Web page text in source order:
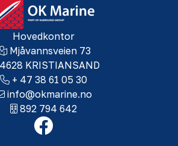
Hovedkontor
Mjåvannsveien 73
4628 KRISTIANSAND
+ 47 38 61 05 30
info@okmarine.no
892 794 642